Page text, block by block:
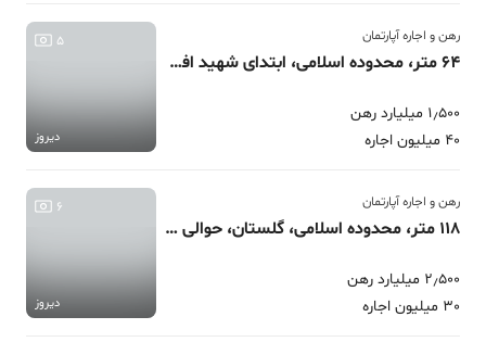
رهن و اجاره آپارتمان
64 متر، محدوده اسلامی، ابتدای شهید افشاری
1٫500 میلیارد رهن
40 میلیون اجاره
5
دیروز
رهن و اجاره آپارتمان
118 متر، محدوده اسلامی، گلستان، حوالی پارک صدف
2٫500 میلیارد رهن
30 میلیون اجاره
6
دیروز